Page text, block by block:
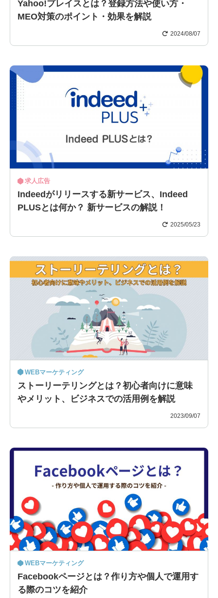
Yahoo!プレイスとは？登録方法や使い方・
MEO対策のポイント・効果を解説
2024/08/07
求人広告
Indeedがリリースする新サービス、Indeed
PLUSとは何か？ 新サービスの解説！
2025/05/23
WEBマーケティング
ストーリーテリングとは？初心者向けに意味
やメリット、ビジネスでの活用例を解説
2023/09/07
WEBマーケティング
Facebookページとは？作り方や個人で運用す
る際のコツを紹介